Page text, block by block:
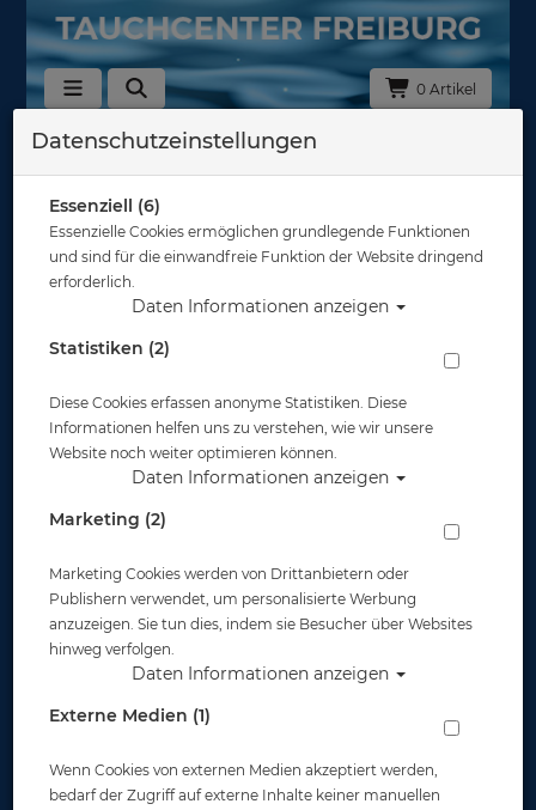
0 Artikel
Zurück
Tusa - Mini Kleio Dry - Junior - Set in
verschiedenen Farben
Artikelnr.: tus-UC2022Pmaster
Datenschutzeinstellungen
Essenziell (6)
Essenzielle Cookies ermöglichen grundlegende Funktionen
und sind für die einwandfreie Funktion der Website dringend
erforderlich.
Daten Informationen anzeigen
Statistiken (2)
Diese Cookies erfassen anonyme Statistiken. Diese
Informationen helfen uns zu verstehen, wie wir unsere
Website noch weiter optimieren können.
Daten Informationen anzeigen
Marketing (2)
Marketing Cookies werden von Drittanbietern oder
Publishern verwendet, um personalisierte Werbung
anzuzeigen. Sie tun dies, indem sie Besucher über Websites
hinweg verfolgen.
Daten Informationen anzeigen
Externe Medien (1)
Wenn Cookies von externen Medien akzeptiert werden,
bedarf der Zugriff auf externe Inhalte keiner manuellen